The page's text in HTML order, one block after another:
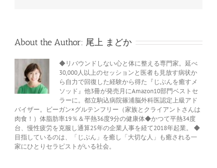
About the Author: 尾上 まどか
◆リバウンドしない心と体に整える専門家。延べ
30,000人以上のセッションと医者も見放す病状か
ら自力で回復した経験から得た『じぶんを癒すメ
ソッド』他3冊が発売月にAmazon10部門ベストセ
ラーに。都立駒込病院篠浦脳外科医認定上級アド
バイザー。ビーガン×グルテンフリー（家族とクライアントさんは
肉食！）体脂肪率19％＆平熱36度9分の健康体◆かつて平熱34度
台、慢性疲労を克服し通算25年の企業人事を経て2018年起業。 ◆
目指しているのは、「じぶん」を癒し「大切な人」も癒される一
家にひとりセラピストがいる社会。